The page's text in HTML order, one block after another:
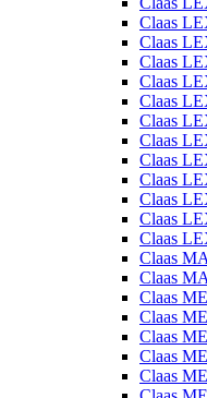
Claas
Claas
Claas
Claas
Claas
Claas
Claas
Claas
Claas
Claas
Claas
Claas
Claas
Claas
Claas
Claas
Claas
Claas
Claas